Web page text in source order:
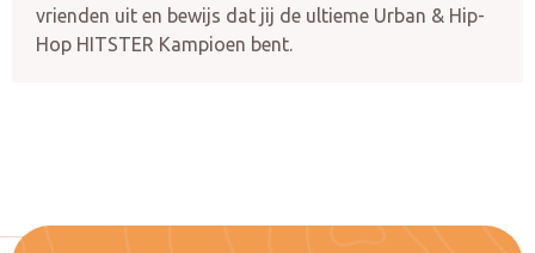
vrienden uit en bewijs dat jij de ultieme Urban & Hip-
Hop HITSTER Kampioen bent.